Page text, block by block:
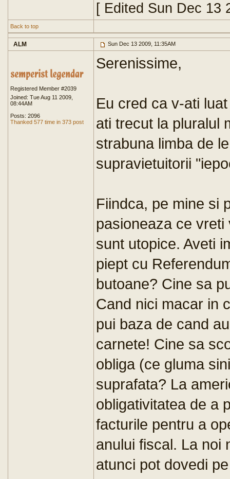
[ Edited Sun Dec 13
Back to top
ALM Sun Dec 13 2009, 11:35AM
Registered Member #2039
Joined: Tue Aug 11 2009,
08:44AM
Posts: 2096
Thanked 577 time in 373 post
Serenissime,
Eu cred ca v-ati
ati trecut la pluralul
strabuna limba de
supravietuitorii
Fiindca, pe mine si
pasioneaza ce
sunt utopice. Aveti
piept cu
butoane? Cine sa
Cand nici macar in
pui baza de cand
carnete! Cine sa
obliga (ce gluma
suprafata? La
obligativitatea de a
facturile pentru a
anului fiscal. La noi
atunci pot dovedi